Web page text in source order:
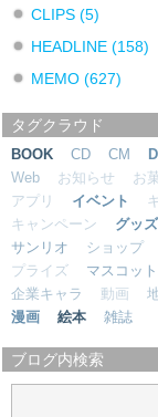
CLIPS(5)
HEADLINE(158)
MEMO(627)
タグクラウド
BOOK CD CM
Web
お知らせ お
アプリ
イベント
キャンペーン
グッズ
サンリオ
ショップ
プライズ
マスコット
企業キャラ
動画
漫画
絵本 雑誌
ブログ内検索